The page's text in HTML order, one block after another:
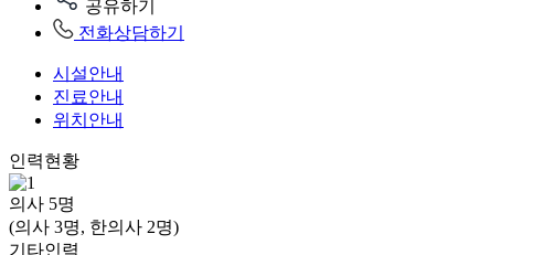
공유하기
전화상담하기
시설안내
진료안내
위치안내
인력현황
의사 5명
(의사 3명, 한의사 2명)
기타인력